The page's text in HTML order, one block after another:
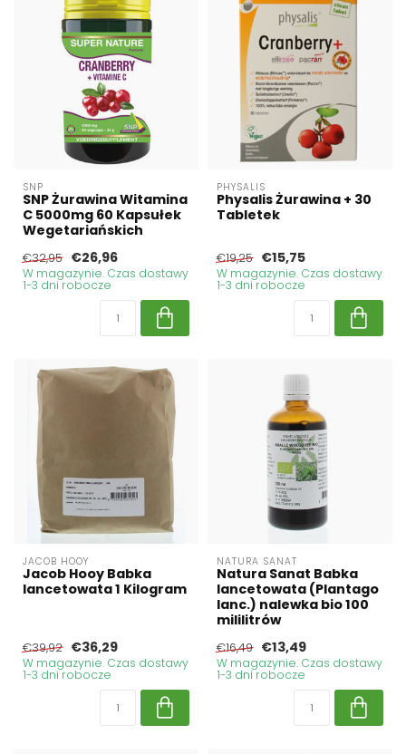
SNP
SNP Żurawina Witamina
C 5000mg 60 Kapsułek
Wegetariańskich
€32,95 €26,96
W magazynie. Czas dostawy
1-3 dni robocze
PHYSALIS
Physalis Żurawina + 30
Tabletek
€19,25 €15,75
W magazynie. Czas dostawy
1-3 dni robocze
JACOB HOOY
Jacob Hooy Babka
lancetowata 1 Kilogram
€39,92 €36,29
W magazynie. Czas dostawy
1-3 dni robocze
NATURA SANAT
Natura Sanat Babka
lancetowata (Plantago
lanc.) nalewka bio 100
mililitrów
€16,49 €13,49
W magazynie. Czas dostawy
1-3 dni robocze